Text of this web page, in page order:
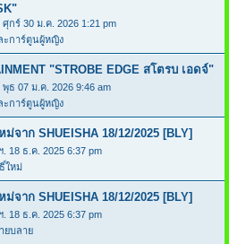
ศุกร์ 30 ม.ค. 2026 1:21 pm
ะการ์ตูนผู้หญิง
"STROBE EDGE สโตรบ เอดจ์"
พุธ 07 ม.ค. 2026 9:46 am
ะการ์ตูนผู้หญิง
จาก SHUEISHA 18/12/2025 [BLY]
18 ธ.ค. 2025 6:37 pm
ใหม่
จาก SHUEISHA 18/12/2025 [BLY]
18 ธ.ค. 2025 6:37 pm
ยบลาย